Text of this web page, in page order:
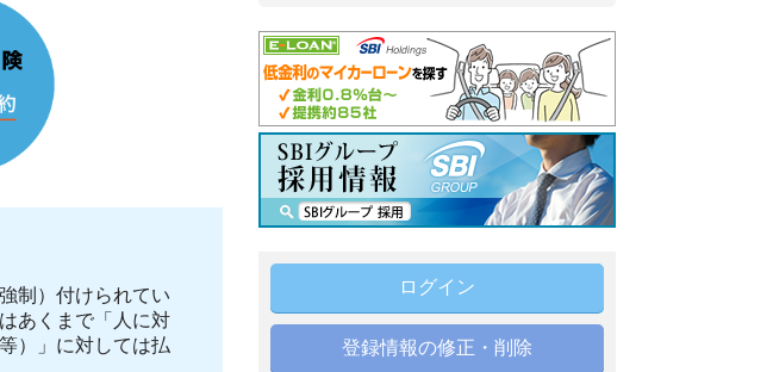
制）付けられてい
あくまで「人に対
）」に対しては払
ログイン
登録情報の修正・削除